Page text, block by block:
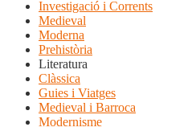
Investigació i Corrents
Medieval
Moderna
Prehistòria
Literatura
Clàssica
Guies i Viatges
Medieval i Barroca
Modernisme